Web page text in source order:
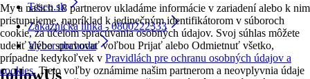
My a našich 18 partnerov ukladáme informácie v zariadení alebo k nim
pristupujeme, napríklad k jedinečným identifikátorom v súboroch
cookie, za účelom spracúvania osobných údajov. Svoj súhlas môžete
udeliť alebo spravovať voľbou Prijať alebo Odmietnuť všetko,
prípadne kedykoľvek v Pravidlách pre ochranu osobných údajov a
cookies. Tieto voľby oznámime našim partnerom a neovplyvnia údaje
Tesco.sk
Zákaznícka linka - 0800222333
Výber obchodu
followUs